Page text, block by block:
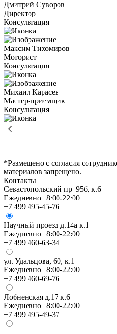
Дмитрий Суворов
Директор
Консультация
Максим Тихомиров
Моторист
Консультация
Михаил Карасев
Мастер-приемщик
Консультация
*Размещено с согласия
материалов запрещено.
Контакты
Севастопольский пр. 95б, к.6
Ежедневно | 8:00-22:00
+7 499 495-45-76
Научный проезд д.14а к.1
Ежедневно | 8:00-22:00
+7 499 460-63-34
ул. Удальцова, 60, к.1
Ежедневно | 8:00-22:00
+7 499 460-69-76
Лобненская д.17 к.6
Ежедневно | 8:00-22:00
+7 499 495-49-37